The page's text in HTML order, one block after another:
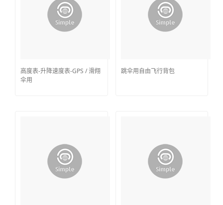
高度表-升降速度表-GPS / 滑翔
伞用
跳伞用自由飞行背包